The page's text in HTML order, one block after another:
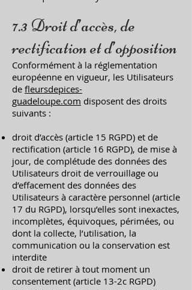
7.3 Droit d’accès, de
rectification et d’opposition
Conformément à la réglementation
européenne en vigueur, les Utilisateurs
de fleursdepices-
guadeloupe.com disposent des droits
suivants :
droit d’accès (article 15 RGPD) et de
rectification (article 16 RGPD), de mise à
jour, de complétude des données des
Utilisateurs droit de verrouillage ou
d’effacement des données des
Utilisateurs à caractère personnel (article
17 du RGPD), lorsqu’elles sont inexactes,
incomplètes, équivoques, périmées, ou
dont la collecte, l’utilisation, la
communication ou la conservation est
interdite
droit de retirer à tout moment un
consentement (article 13-2c RGPD)